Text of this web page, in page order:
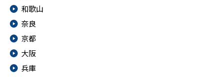
和歌山
奈良
京都
大阪
兵庫